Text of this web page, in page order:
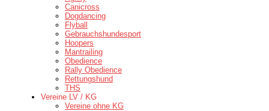
Canicross
Dogdancing
Flyball
Gebrauchshundesport
Hoopers
Mantrailing
Obedience
Rally Obedience
Rettungshund
THS
Vereine LV / KG
Vereine ohne KG